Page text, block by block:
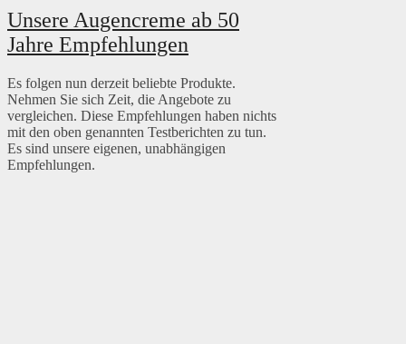
Unsere Augencreme ab 50
Jahre Empfehlungen
Es folgen nun derzeit beliebte Produkte.
Nehmen Sie sich Zeit, die Angebote zu
vergleichen. Diese Empfehlungen haben nichts
mit den oben genannten Testberichten zu tun.
Es sind unsere eigenen, unabhängigen
Empfehlungen.